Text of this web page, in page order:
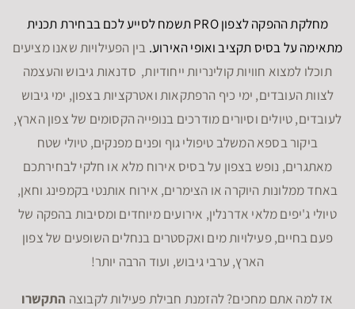
מחלקת ההפקה לצפון PRO תשמח לסייע לכם בבחירת תכנית
מתאימה על בסיס תקציב ואופי האירוע. בין הפעילויות שאנו מציעים
תוכלו למצוא חוויות קולינריות ייחודיות, סדנאות גיבוש והעצמה
לצוות העובדים, ימי כיף הרפתקאות ואטרקציות בצפון, ימי גיבוש
לעובדים, טיולים וסיורים מודרכים בנופייה הקסומים של צפון הארץ,
ביקור בספא המשלב טיפולי גוף ופנים מפנקים, טיולי שטח
מאתגרים, נופש בצפון על בסיס אירוח מלא או חלקי לבחירתכם
באחד ממלונות היוקרה או הצימרים, אירוח אותנטי בקמפינג וחאן,
טיולי ג'יפים מלאי אדרנלין, אירועים מיוחדים ומסיבות בהפקה של
פעם בחיים, פעילויות מים ואקסטרים בנחלים השופעים של צפון
הארץ, ערבי גיבוש, ועוד הרבה יותר!
אז למה אתם מחכים? להזמנת חבילת פעילות לקבוצה התקשרו